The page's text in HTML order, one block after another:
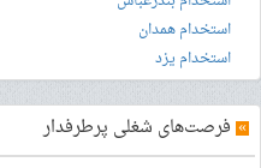
استخدام همدان
استخدام یزد
» فرصت‌های شغلی پرطرفدار